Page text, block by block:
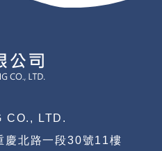
CO., LTD.
慶北路一段30號11樓